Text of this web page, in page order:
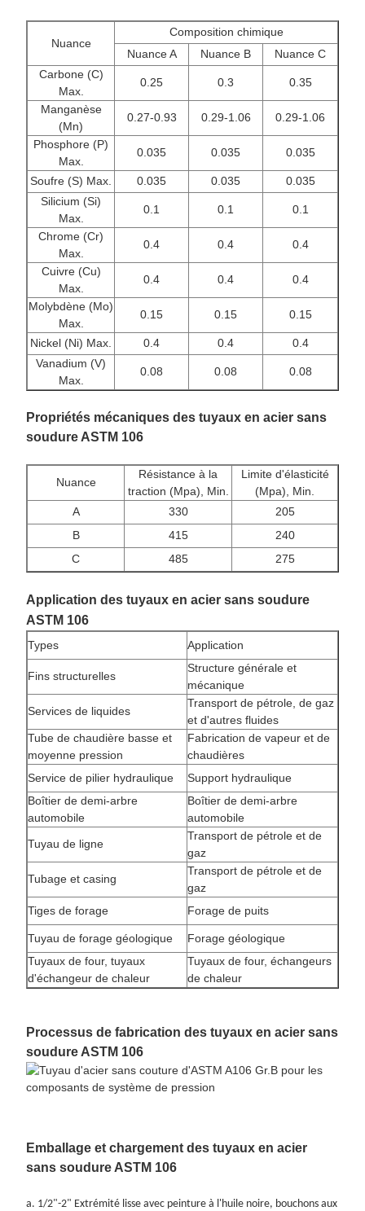
Nuance
Composition chimique
Nuance A
Nuance B
Nuance C
Carbone (C)
Max.
0.25 0.3 0.35
Manganèse
(Mn)
0.27-0.93 0.29-1.06 0.29-1.06
Phosphore (P)
Max.
0.035 0.035 0.035
Soufre (S) Max. 0.035 0.035
0.035
Silicium (Si)
Max.
0.1 0.1 0.1
Chrome (Cr)
Max.
0.4 0.4 0.4
Cuivre (Cu)
Max.
0.4 0.4 0.4
Molybdène (Mo)
Max.
0.15 0.15 0.15
Nickel (Ni) Max. 0.4 0.4
0.4
Vanadium (V)
Max.
0.08 0.08 0.08
Propriétés mécaniques des tuyaux en acier sans
soudure ASTM 106
Nuance
Résistance à la
traction (Mpa), Min.
Limite d'élasticité
(Mpa), Min.
A
330
205
B
415
240
C
485 275
Application des tuyaux en acier sans soudure
ASTM 106
Types Application
Fins structurelles
Structure générale et
mécanique
Services de liquides
Transport de pétrole, de gaz
et d'autres fluides
Tube de chaudière basse et
moyenne pression
Fabrication de vapeur et de
chaudières
Service de pilier hydraulique
Support hydraulique
Boîtier de demi-arbre
automobile
Boîtier de demi-arbre
automobile
Tuyau de ligne
Transport de pétrole et de
gaz
Tubage et casing
Transport de pétrole et de
gaz
Tiges de forage
Forage de puits
Tuyau de forage géologique
Forage géologique
Tuyaux de four, tuyaux
d'échangeur de chaleur
Tuyaux de four, échangeurs
de chaleur
Processus de fabrication des tuyaux en acier sans
soudure ASTM 106
Emballage et chargement des tuyaux en acier
sans soudure ASTM 106
a. 1/2"-2" Extrémité lisse avec peinture à l'huile noire, bouchons aux